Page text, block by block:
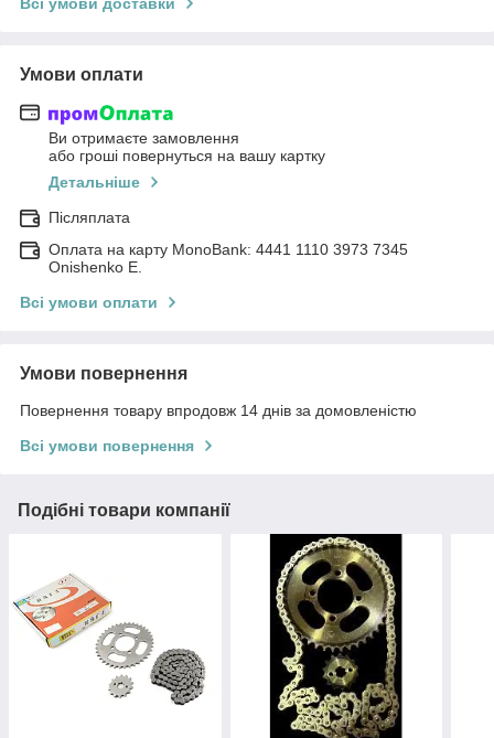
Умови оплати
Ви отримаєте замовлення
або гроші повернуться на вашу картку
Детальніше
Післяплата
Оплата на карту MonoBank: 4441 1110 3973 7345
Onishenko E.
Всі умови оплати
Умови повернення
Повернення товару впродовж 14 днів за домовленістю
Всі умови повернення
Подібні товари компанії